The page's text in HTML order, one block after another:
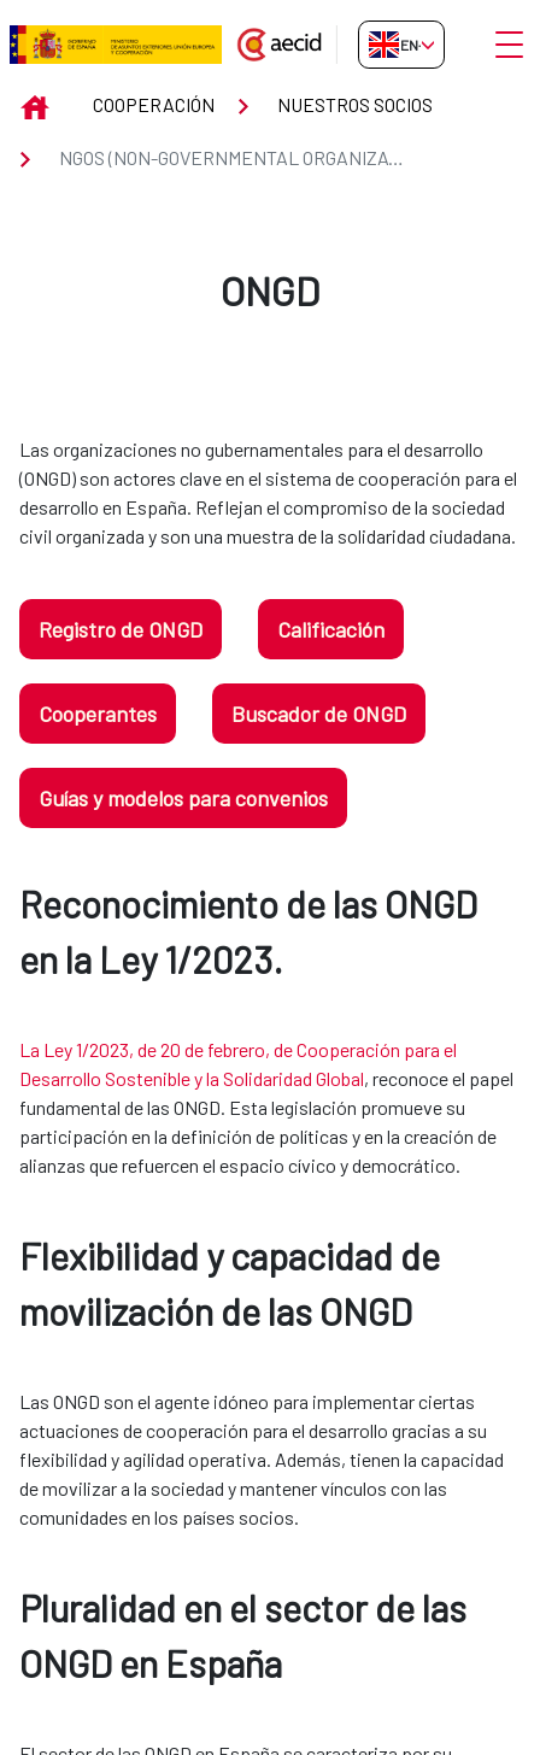
Skip to Main Content
NGOS (NON-GOVERNMENTAL
EN-GB
INICIOCOOPERACIÓN NUESTROS SOCIOS
NGOS (NON-GOVERNMENTAL ORGANIZATIONS)
ONGD
Las organizaciones no gubernamentales para el desarrollo
(ONGD) son actores clave en el sistema de cooperación para el
desarrollo en España. Reflejan el compromiso de la sociedad
civil organizada y son una muestra de la solidaridad ciudadana.
Registro de ONGD Calificación
Cooperantes Buscador de ONGD
Guías y modelos para convenios
Reconocimiento de las ONGD
en la Ley 1/2023.​​​​​​​
La Ley 1/2023, de 20 de febrero, de Cooperación para el
Desarrollo Sostenible y la Solidaridad Global, reconoce el papel
fundamental de las ONGD. Esta legislación promueve su
participación en la definición de políticas y en la creación de
alianzas que refuercen el espacio cívico y democrático.
Flexibilidad y capacidad de
movilización de las ONGD
Las ONGD son el agente idóneo para implementar ciertas
actuaciones de cooperación para el desarrollo gracias a su
flexibilidad y agilidad operativa. Además, tienen la capacidad
de movilizar a la sociedad y mantener vínculos con las
comunidades en los países socios.
Pluralidad en el sector de las
ONGD en España